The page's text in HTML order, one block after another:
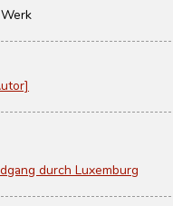
durch Luxemburg